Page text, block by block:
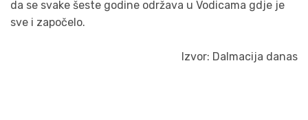
da se svake šeste godine održava u Vodicama gdje je
sve i započelo.
Izvor: Dalmacija danas